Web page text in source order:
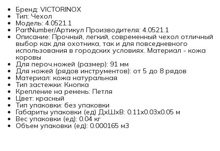
Бренд: VICTORINOX
Тип: Чехол
Модель: 4.0521.1
PartNumber/Артикул Производителя: 4.0521.1
Описание: Прочный, легкий, современный чехол отличный
выбор как для охотника, так и для повседневного
использования в городских условиях. Материал - кожа
коровы
Для пероч.ножей (размер): 91 мм
Для ножей (рядов инструментов): от 5 до 8 рядов
Материал: кожа натуральная
Тип застежки: Кнопка
Крепление на ремень: Петля
Цвет: красный
Тип упаковки: без упаковки
Габариты упаковки (ед) ДхШхВ: 0.11x0.03x0.05 м
Вес упаковки (ед): 0.04 кг
Объем упаковки (ед): 0.000165 м3